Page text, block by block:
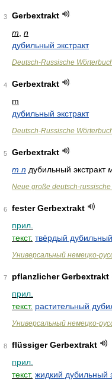
3
Gerbextrakt
m n
дубильный экстракт
Deutsch-Russische
4
Gerbextrakt
m
дубильный экстракт
Deutsch-Russische
5
Gerbextrakt
m n дубильный экстракт
Neue große deutsch-
6
fester Gerbextrakt
прил.
текст. твёрдый дубильный
Универсальный немецко-
7
pflanzlicher Gerbextrakt
прил.
текст. растительный
Универсальный немецко-
8
flüssiger Gerbextrakt
прил.
текст. жидкий дубильный